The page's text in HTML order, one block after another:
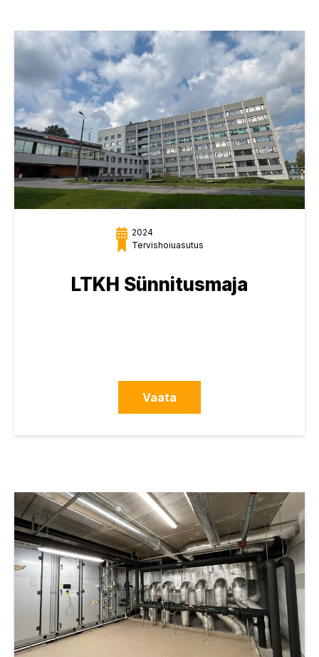
2024
Tervishoiuasutus
LTKH Sünnitusmaja
Vaata